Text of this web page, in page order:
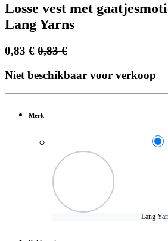
Losse vest met
Lang Yarns
0,83 € 0,83€
Niet beschikbaar voor verkoop
Merk
Lang